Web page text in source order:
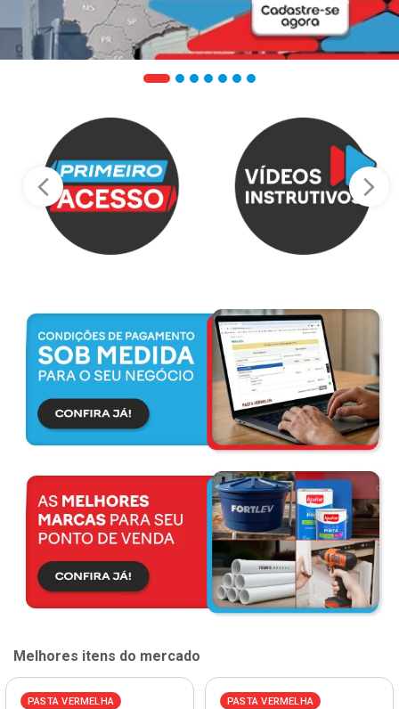
Melhores itens do mercado
PASTA VERMELHA PASTA VERMELHA